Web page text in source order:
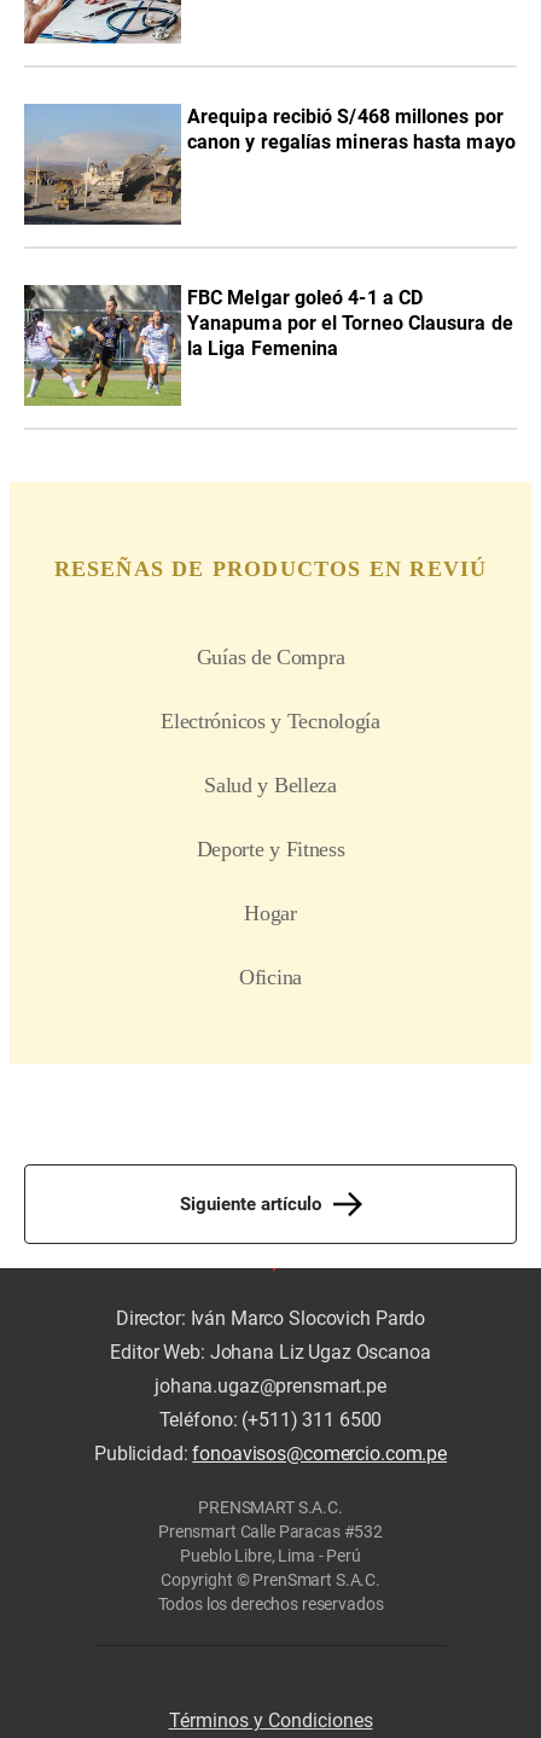
Arequipa recibió S/468 millones por
canon y regalías mineras hasta mayo
FBC Melgar goleó 4-1 a CD
Yanapuma por el Torneo Clausura de
la Liga Femenina
Siguiente artículo
Director: Iván Marco Slocovich Pardo
Editor Web: Johana Liz Ugaz Oscanoa
johana.ugaz@prensmart.pe
Teléfono: (+511) 311 6500
Publicidad:fonoavisos@comercio.com.pe
PRENSMART S.A.C.
Prensmart Calle Paracas #532
Pueblo Libre, Lima - Perú
Copyright © PrenSmart S.A.C.
Todos los derechos reservados
Términos y Condiciones